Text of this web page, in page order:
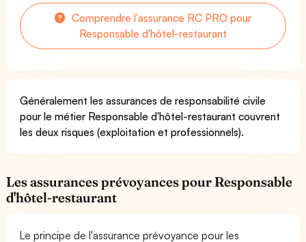
Comprendre l'assurance RC PRO pour
Responsable d'hôtel-restaurant
Généralement les assurances de responsabilité civile
pour le métier Responsable d'hôtel-restaurant couvrent
les deux risques (exploitation et professionnels).
Les assurances prévoyances pour Responsable
d'hôtel-restaurant
Le principe de l'assurance prévoyance pour les